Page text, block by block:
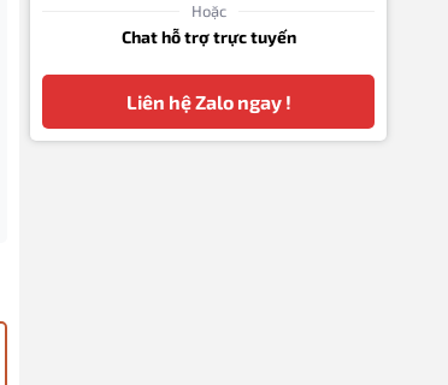
Hoặc
Chat hỗ trợ trực tuyến
Liên hệ Zalo ngay !